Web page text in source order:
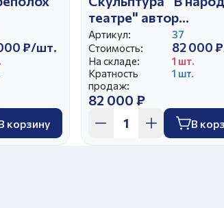
₽/шт.
корзину
театре" автор
Бржезицкая А.Д.
Артикул:
37
Стоимость:
82 000
На складе:
1 шт.
Кратность
продаж:
1 шт.
82 000 ₽
В